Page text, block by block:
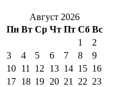
Август 2026
Пн Вт Ср Чт Пт Сб Вс
1
2
3
4 5 6 7 8
9
10 11 12 13 14 15 16
17 18 19 20 21 22 23